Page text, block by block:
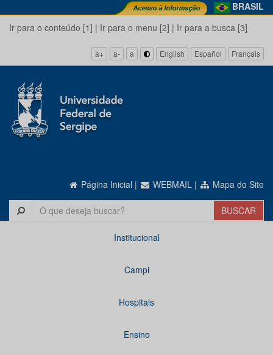
BRASIL
Ir para o conteúdo [1] | Ir para o menu [2] | Ir para a busca [3]
a+ a- a English Español Français
Página Inicial | WEBMAIL | Mapa do Site
Institucional
Campi
Hospitais
Ensino